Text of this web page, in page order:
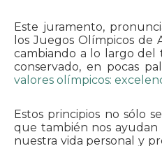
Este juramento,
los Juegos Olímpicos de
cambiando a lo largo del
conservado, en pocas
valores olímpicos:
Estos principios no sólo
que también nos
nuestra vida personal y